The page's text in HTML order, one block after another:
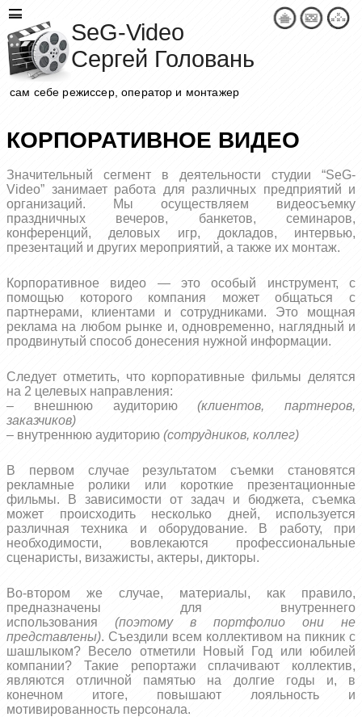
SeG-Video
Сергей Головань
сам себе режиссер, оператор и монтажер
КОРПОРАТИВНОЕ ВИДЕО
Значительный сегмент в деятельности студии “SeG-
Video” занимает работа для различных предприятий и
организаций. Мы осуществляем видеосъемку
праздничных вечеров, банкетов, семинаров,
конференций, деловых игр, докладов, интервью,
презентаций и других мероприятий, а также их монтаж.
Корпоративное видео — это особый инструмент, с
помощью которого компания может общаться с
партнерами, клиентами и сотрудниками. Это мощная
реклама на любом рынке и, одновременно, наглядный и
продвинутый способ донесения нужной информации.
Следует отметить, что корпоративные фильмы делятся
на 2 целевых направления:
– внешнюю аудиторию(клиентов, партнеров,
заказчиков)
– внутреннюю аудиторию (сотрудников, коллег)
В первом случае результатом съемки становятся
рекламные ролики или короткие презентационные
фильмы. В зависимости от задач и бюджета, съемка
может происходить несколько дней, используется
различная техника и оборудование. В работу, при
необходимости, вовлекаются профессиональные
сценаристы, визажисты, актеры, дикторы.
Во-втором же случае, материалы, как правило,
предназначены для внутреннего
использования (поэтому в портфолио они не
представлены). Съездили всем коллективом на пикник с
шашлыком? Весело отметили Новый Год или юбилей
компании? Такие репортажи сплачивают коллектив,
являются отличной памятью на долгие годы и, в
конечном итоге, повышают лояльность и
мотивированность персонала.